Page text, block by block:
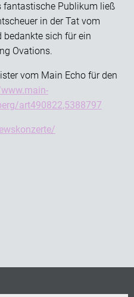
fantastische Publikum ließ
in der Tat vom
bedankte sich für ein
Ovations.
vom Main Echo für den
art490822,5388797